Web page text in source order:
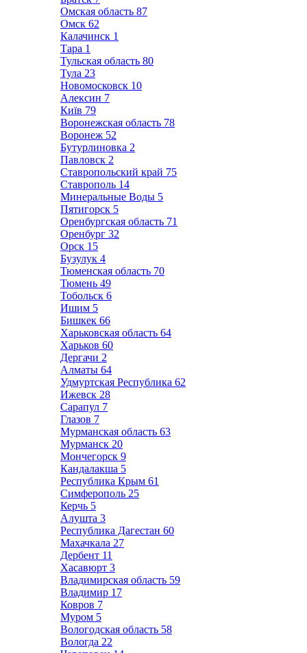
Омская область 87
Омск 62
Калачинск 1
Тара 1
Тульская область 80
Тула 23
Новомосковск 10
Алексин 7
Київ 79
Воронежская область 78
Воронеж 52
Бутурлиновка 2
Павловск 2
Ставропольский край 75
Ставрополь 14
Минеральные Воды 5
Пятигорск 5
Оренбургская область 71
Оренбург 32
Орск 15
Бузулук 4
Тюменская область 70
Тюмень 49
Тобольск 6
Ишим 5
Бишкек 66
Харьковская область 64
Харьков 60
Дергачи 2
Алматы 64
Удмуртская Республика 62
Ижевск 28
Сарапул 7
Глазов 7
Мурманская область 63
Мурманск 20
Мончегорск 9
Кандалакша 5
Республика Крым 61
Симферополь 25
Керчь 5
Алушта 3
Республика Дагестан 60
Махачкала 27
Дербент 11
Хасавюрт 3
Владимирская область 59
Владимир 17
Ковров 7
Муром 5
Вологодская область 58
Вологда 22